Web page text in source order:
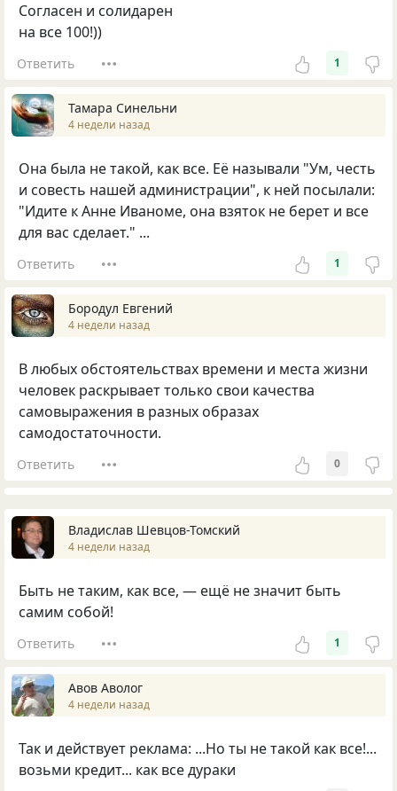
Согласен и солидарен
на все 100!))
Ответить 1
Тамара Синельни
4 недели назад
Она была не такой, как все. Её называли "Ум, честь
и совесть нашей администрации", к ней посылали:
"Идите к Анне Иваноме, она взяток не берет и все
для вас сделает." ...
Ответить 1
Бородул Евгений
4 недели назад
В любых обстоятельствах времени и места жизни
человек раскрывает только свои качества
самовыражения в разных образах
самодостаточности.
Ответить 0
Владислав Шевцов-Томский
4 недели назад
Быть не таким, как все, — ещё не значит быть
самим собой!
Ответить 1
Авов Аволог
4 недели назад
Так и действует реклама: ...Но ты не такой как все!...
возьми кредит... как все дураки